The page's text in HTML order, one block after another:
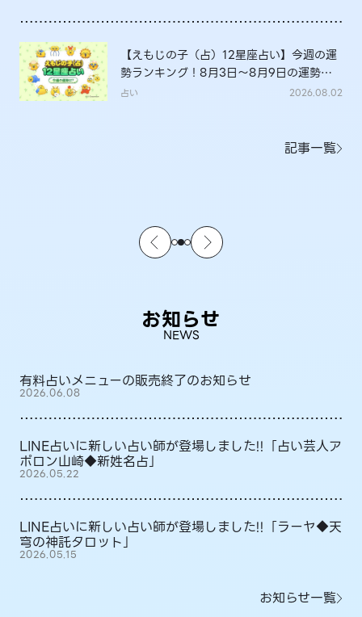
【えもじの子（占）12星座占い】今週の運
勢ランキング！8月3日～8月9日の運勢
は？
占い 2026.08.02
記事一覧
お知らせ
NEWS
有料占いメニューの販売終了のお知らせ
2026.06.08
LINE占いに新しい占い師が登場しました!!「占い芸人ア
ポロン山崎◆新姓名占」
2026.05.22
LINE占いに新しい占い師が登場しました!!「ラーヤ◆天
穹の神託タロット」
2026.05.15
お知らせ一覧